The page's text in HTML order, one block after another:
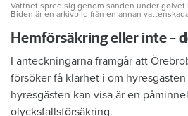
Vattnet spred sig genom sanden under golvet
Biden är en arkivbild från en annan
Hemförsäkring eller inte –
I anteckningarna framgår att
försöker få klarhet i om
hyresgästen kan visa är en
olycksfallsförsäkring.